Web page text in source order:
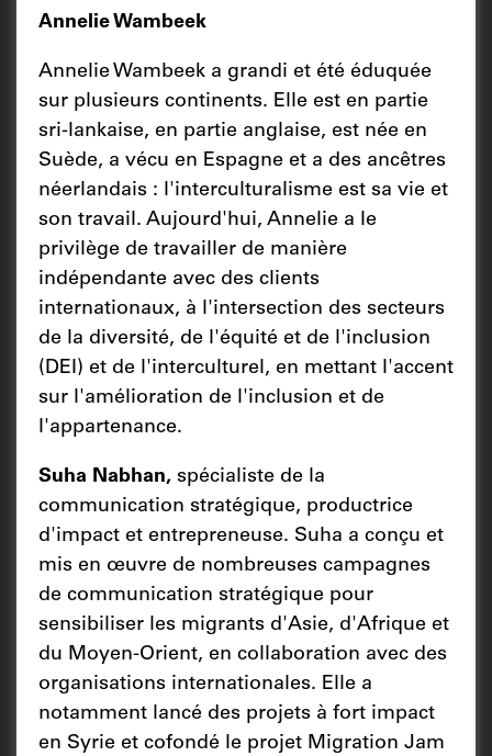
Annelie Wambeek
Annelie Wambeek a grandi et été éduquée
sur plusieurs continents. Elle est en partie
sri-lankaise, en partie anglaise, est née en
Suède, a vécu en Espagne et a des ancêtres
néerlandais : l'interculturalisme est sa vie et
son travail. Aujourd'hui, Annelie a le
privilège de travailler de manière
indépendante avec des clients
internationaux, à l'intersection des secteurs
de la diversité, de l'équité et de l'inclusion
(DEI) et de l'interculturel, en mettant l'accent
sur l'amélioration de l'inclusion et de
l'appartenance.
Suha Nabhan, spécialiste de la
communication stratégique, productrice
d'impact et entrepreneuse. Suha a conçu et
mis en œuvre de nombreuses campagnes
de communication stratégique pour
sensibiliser les migrants d'Asie, d'Afrique et
du Moyen-Orient, en collaboration avec des
organisations internationales. Elle a
notamment lancé des projets à fort impact
en Syrie et cofondé le projet Migration Jam